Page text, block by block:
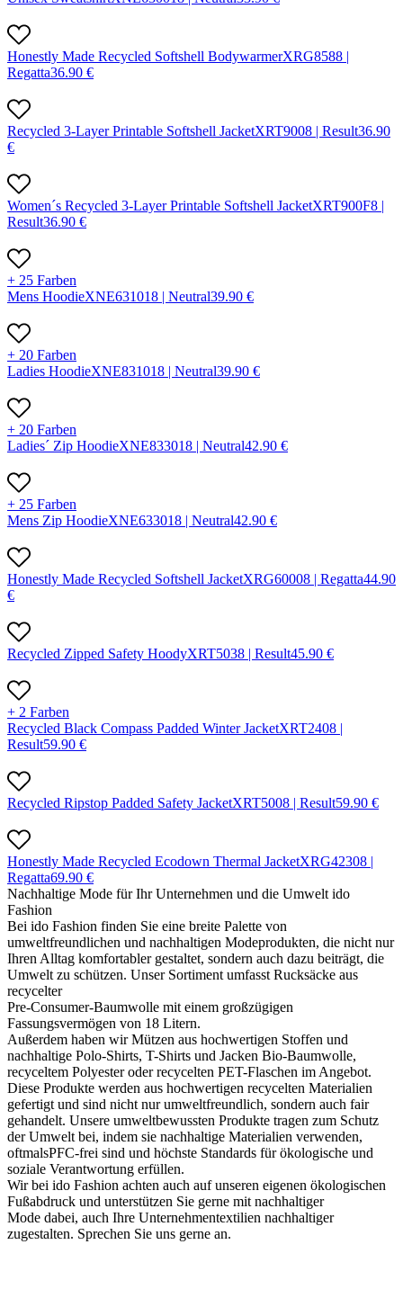
Honestly Made Recycled Softshell BodywarmerXRG8588 |
Regatta36.90 €
Recycled 3-Layer Printable Softshell JacketXRT9008 | Result36.90
€
Women´s Recycled 3-Layer Printable Softshell JacketXRT900F8 |
Result36.90 €
+ 25 Farben
Mens HoodieXNE631018 | Neutral39.90 €
+ 20 Farben
Ladies HoodieXNE831018 | Neutral39.90 €
+ 20 Farben
Ladies´ Zip HoodieXNE833018 | Neutral42.90 €
+ 25 Farben
Mens Zip HoodieXNE633018 | Neutral42.90 €
Honestly Made Recycled Softshell JacketXRG60008 | Regatta44.90
€
Recycled Zipped Safety HoodyXRT5038 | Result45.90 €
+ 2 Farben
Recycled Black Compass Padded Winter JacketXRT2408 |
Result59.90 €
Recycled Ripstop Padded Safety JacketXRT5008 | Result59.90 €
Honestly Made Recycled Ecodown Thermal JacketXRG42308 |
Regatta69.90 €
Nachhaltige Mode für Ihr Unternehmen und die Umwelt ido
Fashion
Bei ido Fashion finden Sie eine breite Palette von
umweltfreundlichen und nachhaltigen Modeprodukten, die nicht nur
Ihren Alltag komfortabler gestaltet, sondern auch dazu beiträgt, die
Umwelt zu schützen. Unser Sortiment umfasst Rucksäcke aus
recycelter
Pre-Consumer-Baumwolle mit einem großzügigen
Fassungsvermögen von 18 Litern.
Außerdem haben wir Mützen aus hochwertigen Stoffen und
nachhaltige Polo-Shirts, T-Shirts und Jacken Bio-Baumwolle,
recyceltem Polyester oder recycelten PET-Flaschen im Angebot.
Diese Produkte werden aus hochwertigen recycelten Materialien
gefertigt und sind nicht nur umweltfreundlich, sondern auch fair
gehandelt. Unsere umweltbewussten Produkte tragen zum Schutz
der Umwelt bei, indem sie nachhaltige Materialien verwenden,
oftmalsPFC-frei sind und höchste Standards für ökologische und
soziale Verantwortung erfüllen.
Wir bei ido Fashion achten auch auf unseren eigenen ökologischen
Fußabdruck und unterstützen Sie gerne mit nachhaltiger
Mode dabei, auch Ihre Unternehmentextilien nachhaltiger
zugestalten. Sprechen Sie uns gerne an.